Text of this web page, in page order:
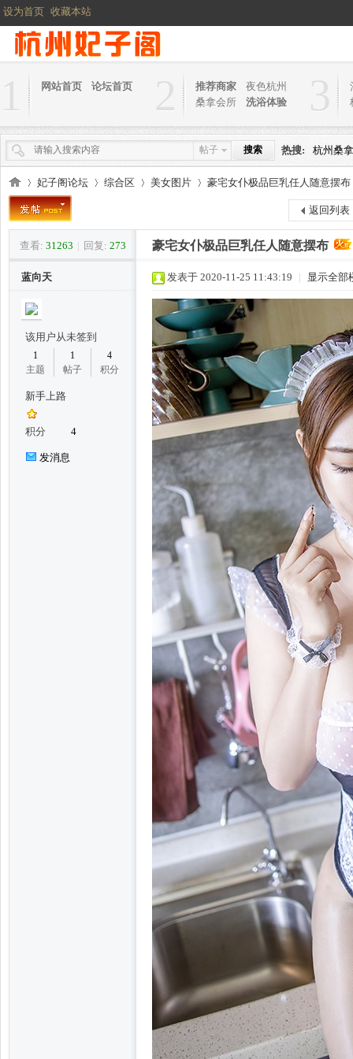
设为首页 收藏本站
1 网站首页 论坛首页 2 推荐商家
夜色杭州
桑拿会所
洗浴体验 3
帖子 搜索 热搜: 杭州桑
»
妃子阁论坛
›
综合区 美女图片
›
豪宅女仆极品巨乳任人随意摆布
返回列表
查看: 31263 | 回复: 273 豪宅女仆极品巨乳任人随意摆布
蓝向天
该用户从未签到
1
主题
1
帖子
4
积分
新手上路
积分 4
发消息
发表于 2020-11-25 11:43:19 | 显示全部